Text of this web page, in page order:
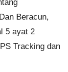
Beracun,
5 ayat 2
Tracking dan